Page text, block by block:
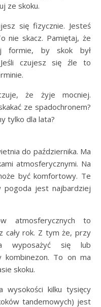
ze skoku.
się fizycznie. Jesteś
nie skacz. Pamiętaj, że
formie, by skok był
Jeśli czujesz się źle to
że żyje mocniej.
ze spadochronem?
tylko dla lata?
do października. Ma
atmosferycznymi. Na
być komfortowy. Te
pogoda jest najbardziej
atmosferycznych to
cały rok. Z tym że, przy
wyposażyć się lub
kombinezon. To on ma
skoku.
wysokości kilku tysięcy
tandemowych) jest